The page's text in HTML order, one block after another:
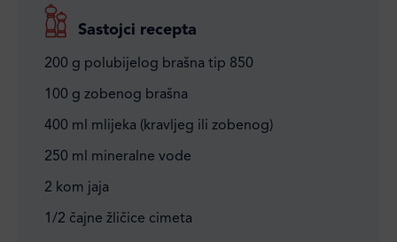
Sastojci recepta
200 g polubijelog brašna tip 850
100 g zobenog brašna
400 ml mlijeka (kravljeg ili zobenog)
250 ml mineralne vode
2 kom jaja
1/2 čajne žličice cimeta